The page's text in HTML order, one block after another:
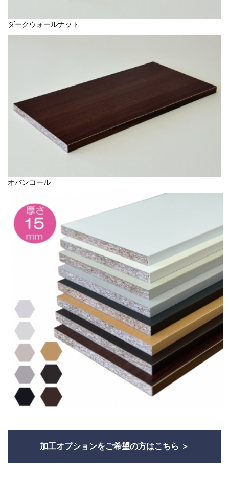
ダークウォールナット
オバンコール
加工オプションをご希望の方はこちら